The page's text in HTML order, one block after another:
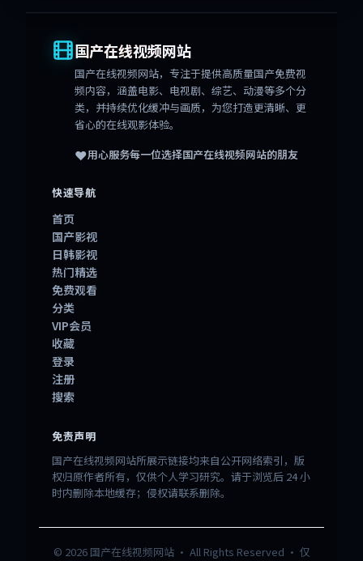
国产在线视频网站
国产在线视频网站，专注于提供高质量国产免费视
频内容，涵盖电影、电视剧、综艺、动漫等多个分
类，并持续优化缓冲与画质，为您打造更清晰、更
省心的在线观影体验。
❤️用心服务每一位选择国产在线视频网站的朋友
快速导航
首页
国产影视
日韩影视
热门精选
免费观看
分类
VIP会员
收藏
登录
注册
搜索
免责声明
国产在线视频网站所展示链接均来自公开网络索引，版
权归原作者所有，仅供个人学习研究。请于浏览后 24 小
时内删除本地缓存；侵权请联系删除。
© 2026 国产在线视频网站· All Rights Reserved · 仅